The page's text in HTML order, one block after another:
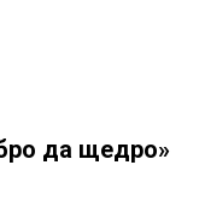
да щедро»